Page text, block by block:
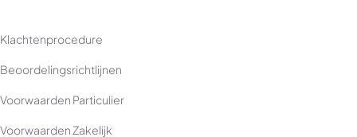
Klachtenprocedure
Beoordelingsrichtlijnen
Voorwaarden Particulier
Voorwaarden Zakelijk